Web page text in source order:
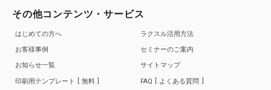
その他コンテンツ・サービス
はじめての方へ
お客様事例
お知らせ一覧
印刷用テンプレート
無料
ラクスル活用方法
セミナーのご案内
サイトマップ
FAQ
よくある質問